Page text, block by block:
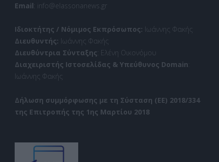
Email: info@elassonanews.gr
Ιδιοκτήτης / Νόμιμος Εκπρόσωπος: Ιωάννης Φακής
Διευθυντής: Ιωάννης Φακής
Διευθύντρια Σύνταξης: Ελένη Οικονόμου
Διαχειριστής Ιστοσελίδας & Υπεύθυνος Domain:
Ιωάννης Φακής
Δήλωση συμμόρφωσης με τη Σύσταση (ΕΕ) 2018/334
της Επιτροπής της 1ης Μαρτίου 2018